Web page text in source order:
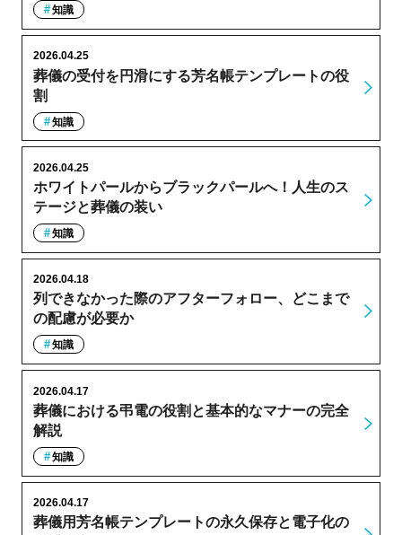
知識
葬儀の受付を円滑にする芳名帳テンプレートの役
割
2026.04.25
知識
ホワイトパールからブラックパールへ！人生のス
テージと葬儀の装い
2026.04.25
知識
列できなかった際のアフターフォロー、どこまで
の配慮が必要か
2026.04.18
知識
葬儀における弔電の役割と基本的なマナーの完全
解説
2026.04.17
知識
葬儀用芳名帳テンプレートの永久保存と電子化の
2026.04.17